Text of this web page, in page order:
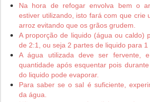
Na hora de refogar envolva bem o
estiver utilizando, isto fará com que crie
arroz evitando que os grãos grudem.
A proporção de liquido (água ou caldo)
de 2:1, ou seja 2 partes de liquido para 1
A água utilizada deve ser fervente,
quantidade após esquentar pois
do liquido pode evaporar.
Para saber se o sal é suficiente,
da água.